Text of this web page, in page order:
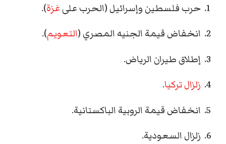
حرب فلسطين وإسرائيل (الحرب علىغزة).
انخفاض قيمة الجنيه المصري (التعويم).
إطلاق طيران الرياض.
زلزال تركيا.
انخفاض قيمة الروبية الباكستانية.
زلزال السعودية.